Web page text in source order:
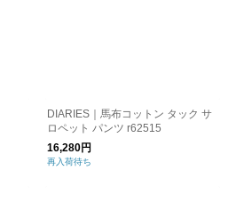
DIARIES｜馬布コットン タック サ
ロペット パンツ r62515
16,280円
再入荷待ち